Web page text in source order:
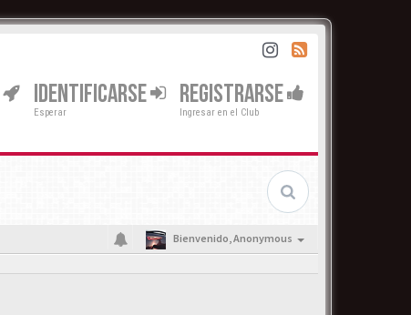
IDENTIFICARSE
Esperar
REGISTRARSE
Ingresar en el Club
Bienvenido,Anonymous